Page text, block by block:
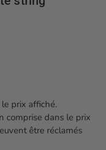
prix affiché.
comprise dans le prix
être réclamés